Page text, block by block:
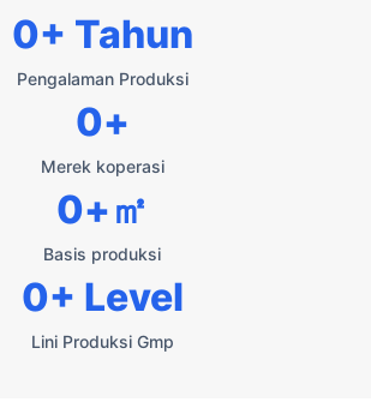
Pengalaman Produksi
0+ Tahun
Merek koperasi
0+
Basis produksi
0+㎡
Lini Produksi Gmp
0+ Level